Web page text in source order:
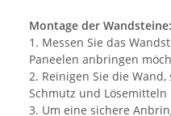
Montage der Wandsteine:
1. Messen Sie das
Paneelen anbringen
2. Reinigen Sie die
Schmutz und Lösemitteln
3. Um eine sichere